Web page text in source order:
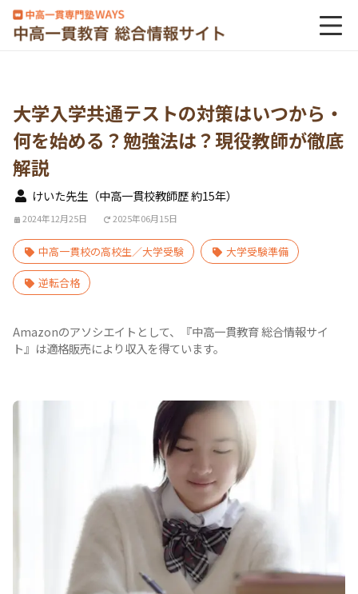
大学入学共通テストの対策はいつから・
何を始める？勉強法は？現役教師が徹底
解説
けいた先生（中高一貫校教師歴 約15年）
2024年12月25日 2025年06月15日
中高一貫校の高校生／大学受験 大学受験準備
逆転合格
Amazonのアソシエイトとして、『中高一貫教育 総合情報サイ
ト』は適格販売により収入を得ています。